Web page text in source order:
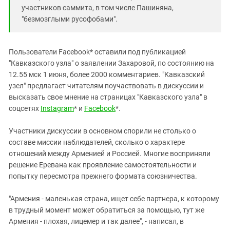
участников саммита, в том числе Пашиняна,
"безмозглыми русофобами".
Пользователи Facebook* оставили под публикацией
"Кавказского узла" о заявлении Захаровой, по состоянию на
12.55 мск 1 июня, более 2000 комментариев. "Кавказский
узел" предлагает читателям поучаствовать в дискуссии и
высказать свое мнение на страницах "Кавказского узла" в
соцсетях Instagram* и Facebook*.
Участники дискуссии в основном спорили не столько о
составе миссии наблюдателей, сколько о характере
отношений между Арменией и Россией. Многие восприняли
решение Еревана как проявление самостоятельности и
попытку пересмотра прежнего формата союзничества.
"Армения - маленькая страна, ищет себе партнера, к которому
в трудный момент может обратиться за помощью, тут же
Армения - плохая, лицемер и так далее", - написал, в